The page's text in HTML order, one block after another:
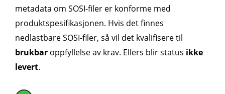
metadata om SOSI-filer er konforme med
produktspesifikasjonen. Hvis det finnes
nedlastbare SOSI-filer, så vil det kvalifisere til
brukbar oppfyllelse av krav. Ellers blir status ikke
levert.